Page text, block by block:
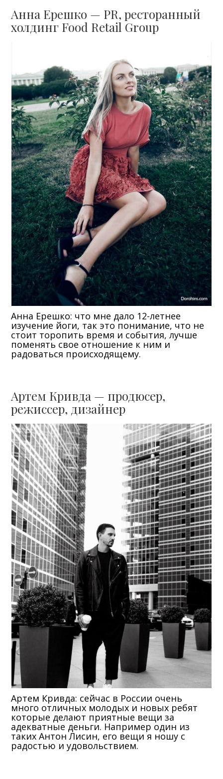
Анна Ерешко — PR, ресторанный
холдинг Food Retail Group
Анна Ерешко: что мне дало 12-летнее
изучение йоги, так это понимание, что не
стоит торопить время и события, лучше
поменять свое отношение к ним и
радоваться происходящему.
Артем Кривда — продюсер,
режиссер, дизайнер
Артем Кривда: сейчас в России очень
много отличных молодых и новых ребят
которые делают приятные вещи за
адекватные деньги. Например один из
таких Антон Лисин, его вещи я ношу с
радостью и удовольствием.